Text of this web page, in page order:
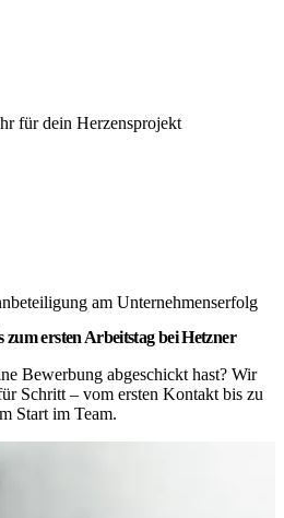
für dein Herzensprojekt
am Unternehmenserfolg
ersten Arbeitstag bei Hetzner
Bewerbung abgeschickt hast? Wir
Schritt – vom ersten Kontakt bis zu
Start im Team.